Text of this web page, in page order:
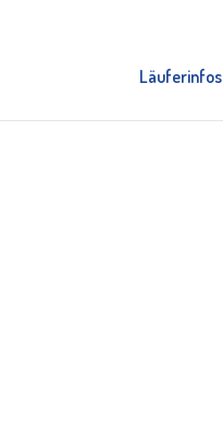
Läuferinfos